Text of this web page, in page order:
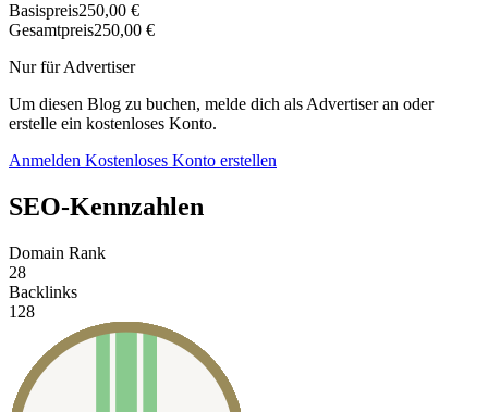
Basispreis250,00 €
Gesamtpreis250,00 €
Nur für Advertiser
Um diesen Blog zu buchen, melde dich als Advertiser an oder
erstelle ein kostenloses Konto.
Anmelden Kostenloses Konto erstellen
SEO-Kennzahlen
Domain Rank
28
Backlinks
128